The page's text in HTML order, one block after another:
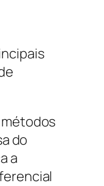
métodos
do
a